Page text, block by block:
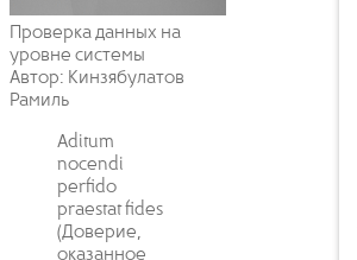
Проверка данных на
уровне системы
Автор: Кинзябулатов
Рамиль
Aditum
nocendi
perfido
praestat fides
(Доверие,
оказанное